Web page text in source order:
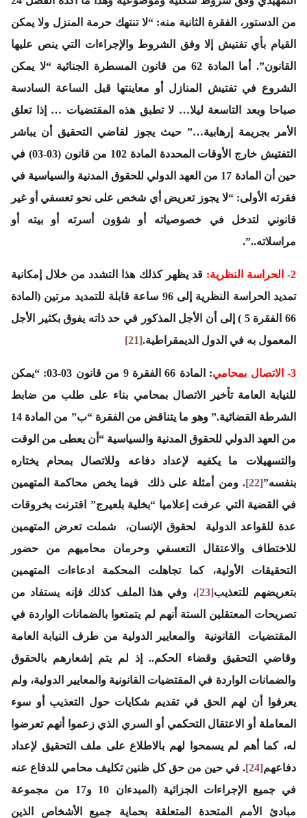
من الدستور، الفقرة الثانية منه: “لا تنتهك حرمة المنزل ولا يمكن
القيام بأي تفتيش إلا وفق الشروط والإجراءات التي ينص عليها
القانون”. أما المادة 62 من قانون المسطرة الجنائية “لا يمكن
الشروع في تفتيش المنازل أو معاينتها قبل الساعة السادسة
صباحا وبعد التاسعة ليلا… لا تطبق هذه المقتضيات … إذا تعلق
الأمر بجريمة إرهابية…” حيث يجوز لقاضي التحقيق أن يباشر
التفتيش خارج الأوقات المحددة المادة 102 من قانون (03-03) في
حين أن المادة 17 من العهد الدولي للحقوق المدنية والسياسية في
فقرته الأولى: “لا يجوز تعريض أي شخص على نحو تعسفي أو غير
قانوني لتدخل في خصوصياته أو شؤون أسرته أو بيته أو
مراسلاته..”.
2- الحراسة النظرية: قد يظهر كذلك هذا التشدد من خلال إمكانية
تمديد الحراسة النظرية إلى 96 ساعة قابلة للتمديد مرتين (المادة
66 الفقرة 5 ) إلى أن الأجل المذكور في حد ذاته يفوق بكثير الأجل
المعمول به في الدول الديمقراطية.[21]
3- الاتصال بمحامي
: المادة 66 الفقرة 9 من قانون 03-03: “يمكن
للنيابة العامة تأخير الاتصال بمحامي بناء على طلب من ضابط
الشرطة القضائية.” وهو ما يتناقض من الفقرة “ب” من المادة 14
من العهد الدولي للحقوق المدنية والسياسية “أن يعطى من الوقت
والتسهيلات ما يكفيه لإعداد دفاعه وللاتصال بمحام يختاره
بنفسه”[22]
. ومن أمثلة على ذلك فيما يخص محاكمة المتهمين
في القضية التي عرفت إعلاميا “بخلية بلعيرج” اقترنت بخروقات
عدة للقواعد الدولية لحقوق الإنسان، شملت تعرض المتهمين
للاختطاف والاعتقال التعسفي وحرمان محاميهم من حضور
التحقيقات الأولية، كما تجاهلت المحكمة ادعاءات المتهمين
بتعريضهم للتعذيب[23]
، وفي هذا الملف كذلك فإنه يستفاد من
تصريحات المعتقلين الستة أنهم لم يتمتعوا بالضمانات الواردة في
المقتضيات القانونية والمعايير الدولية من طرف النيابة العامة
وقاضي التحقيق وقضاء الحكم.. إذ لم يتم إشعارهم بالحقوق
والضمانات الواردة في المقتضيات القانونية والمعايير الدولية، ولم
يعرفوا أن لهم الحق في تقديم شكايات حول التعذيب أو سوء
المعاملة أو الاعتقال التحكمي أو السري الذي زعموا أنهم تعرضوا
له، كما أهم لم يسمحوا لهم بالاطلاع على ملف التحقيق لإعداد
دفاعهم[24]
. في حين من حق كل ظنين تكليف محامي للدفاع عنه
في جميع الإجراءات الجزائية (المبدءان 10 و17 من مجموعة
مبادئ الأمم المتحدة المتعلقة بحماية جميع الأشخاص الذين